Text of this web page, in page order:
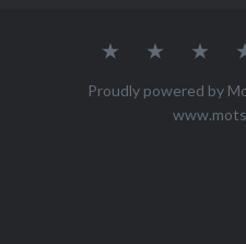
Accueil Qui
je
Proudly powered by